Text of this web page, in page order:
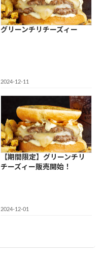
グリーンチリチーズィー
2024-12-11
【期間限定】グリーンチリ
チーズィー販売開始！
2024-12-01